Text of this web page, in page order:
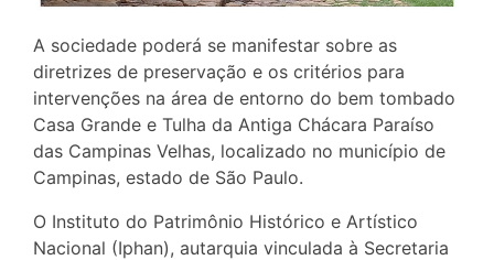
A sociedade poderá se manifestar sobre as
diretrizes de preservação e os critérios para
intervenções na área de entorno do bem tombado
Casa Grande e Tulha da Antiga Chácara Paraíso
das Campinas Velhas, localizado no município de
Campinas, estado de São Paulo.
O Instituto do Patrimônio Histórico e Artístico
Nacional (Iphan), autarquia vinculada à Secretaria